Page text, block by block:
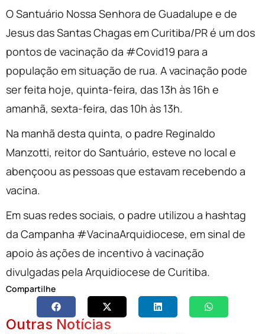
O Santuário Nossa Senhora de Guadalupe e de
Jesus das Santas Chagas em Curitiba/PR é um dos
pontos de vacinação da #Covid19 para a
população em situação de rua. A vacinação pode
ser feita hoje, quinta-feira, das 13h às 16h e
amanhã, sexta-feira, das 10h às 13h.
Na manhã desta quinta, o padre Reginaldo
Manzotti, reitor do Santuário, esteve no local e
abençoou as pessoas que estavam recebendo a
vacina.
Em suas redes sociais, o padre utilizou a hashtag
da Campanha #VacinaArquidiocese, em sinal de
apoio às ações de incentivo à vacinação
divulgadas pela Arquidiocese de Curitiba.
Compartilhe
Outras Notícias